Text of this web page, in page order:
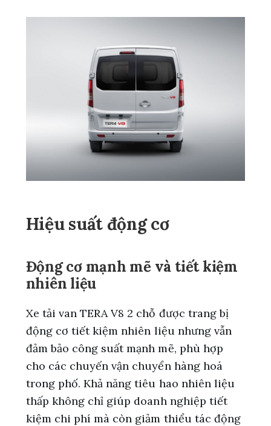
Hiệu suất động cơ
Động cơ mạnh mẽ và tiết kiệm
nhiên liệu
Xe tải van TERA V8 2 chỗ được trang bị
động cơ tiết kiệm nhiên liệu nhưng vẫn
đảm bảo công suất mạnh mẽ, phù hợp
cho các chuyến vận chuyển hàng hoá
trong phố. Khả năng tiêu hao nhiên liệu
thấp không chỉ giúp doanh nghiệp tiết
kiệm chi phí mà còn giảm thiểu tác động